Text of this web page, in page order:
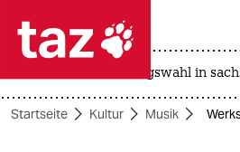
 taz zahl ich
taz zahl ich
landtagswahl in
Startseite Kultur Musik